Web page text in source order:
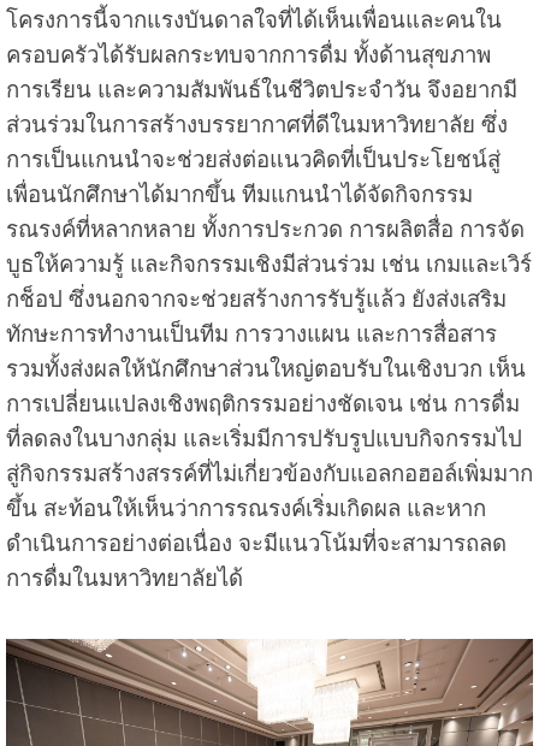
โครงการนี้จากแรงบันดาลใจที่ได้เห็นเพื่อนและคนใน
ครอบครัวได้รับผลกระทบจากการดื่ม ทั้งด้านสุขภาพ
การเรียน และความสัมพันธ์ในชีวิตประจำวัน จึงอยากมี
ส่วนร่วมในการสร้างบรรยากาศที่ดีในมหาวิทยาลัย ซึ่ง
การเป็นแกนนำจะช่วยส่งต่อแนวคิดที่เป็นประโยชน์สู่
เพื่อนนักศึกษาได้มากขึ้น ทีมแกนนำได้จัดกิจกรรม
รณรงค์ที่หลากหลาย ทั้งการประกวด การผลิตสื่อ การจัด
บูธให้ความรู้ และกิจกรรมเชิงมีส่วนร่วม เช่น เกมและเวิร์
กช็อป ซึ่งนอกจากจะช่วยสร้างการรับรู้แล้ว ยังส่งเสริม
ทักษะการทำงานเป็นทีม การวางแผน และการสื่อสาร
รวมทั้งส่งผลให้นักศึกษาส่วนใหญ่ตอบรับในเชิงบวก เห็น
การเปลี่ยนแปลงเชิงพฤติกรรมอย่างชัดเจน เช่น การดื่ม
ที่ลดลงในบางกลุ่ม และเริ่มมีการปรับรูปแบบกิจกรรมไป
สู่กิจกรรมสร้างสรรค์ที่ไม่เกี่ยวข้องกับแอลกอฮอล์เพิ่มมาก
ขึ้น สะท้อนให้เห็นว่าการรณรงค์เริ่มเกิดผล และหาก
ดำเนินการอย่างต่อเนื่อง จะมีแนวโน้มที่จะสามารถลด
การดื่มในมหาวิทยาลัยได้